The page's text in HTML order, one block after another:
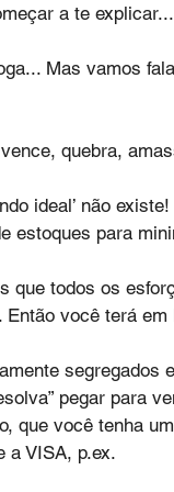
a te
Mas vamos
quebra,
ideal’ não
estoques para
que todos os
Então você terá
segregados
pegar para
que você tenha
a VISA, p.ex.